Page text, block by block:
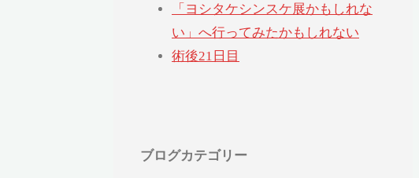
「ヨシタケシンスケ展かもしれな
い」へ行ってみたかもしれない
術後21日目
ブログカテゴリー